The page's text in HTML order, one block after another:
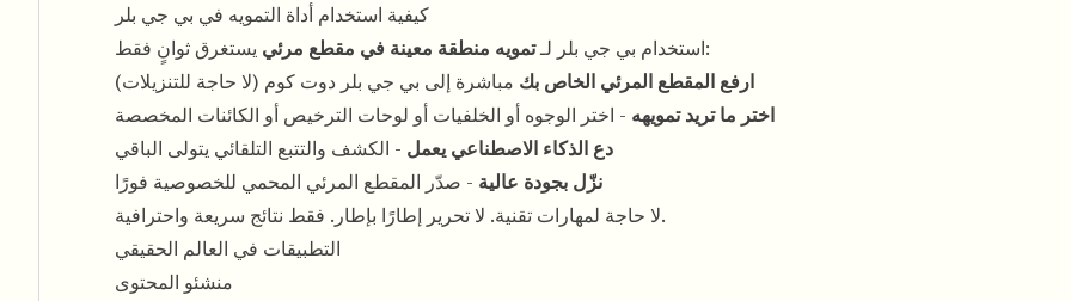
كيفية استخدام أداة التمويه في بي جي بلر
استخدام بي جي بلر لـتمويه منطقة معينة في مقطع مرئي
يستغرق ثوانٍ فقط:
ارفع المقطع المرئي الخاص بك مباشرة إلى بي جي بلر دوت كوم (لا حاجة للتنزيلات)
اختر ما تريد تمويهه - اختر الوجوه أو الخلفيات أو لوحات الترخيص أو الكائنات المخصصة
دع الذكاء الاصطناعي يعمل - الكشف والتتبع التلقائي يتولى الباقي
نزّل بجودة عالية - صدّر المقطع المرئي المحمي للخصوصية فورًا
لا حاجة لمهارات تقنية. لا تحرير إطارًا بإطار. فقط نتائج سريعة واحترافية.
التطبيقات في العالم الحقيقي
منشئو المحتوى